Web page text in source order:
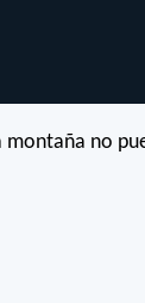
montaña no